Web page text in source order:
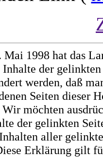
1998 hat das
der
werden, daß
Seiten dieser
möchten
der gelinkten
aller
Erklärung gilt